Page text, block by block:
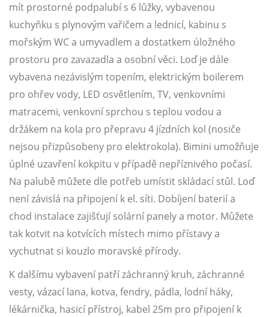
mít prostorné podpalubí s 6 lůžky, vybavenou
kuchyňku s plynovým vařičem a lednicí, kabinu s
mořským WC a umyvadlem a dostatkem úložného
prostoru pro zavazadla a osobní věci. Loď je dále
vybavena nezávislým topením, elektrickým boilerem
pro ohřev vody, LED osvětlením, TV, venkovními
matracemi, venkovní sprchou s teplou vodou a
držákem na kola pro přepravu 4 jízdních kol (nosiče
nejsou přizpůsobeny pro elektrokola). Bimini umožňuje
úplné uzavření kokpitu v případě nepříznivého počasí.
Na palubě můžete dle potřeb umístit skládací stůl. Loď
není závislá na připojení k el. síti. Dobíjení baterií a
chod instalace zajišťují solární panely a motor. Můžete
tak kotvit na kotvících místech mimo přístavy a
vychutnat si kouzlo moravské přírody.
K dalšímu vybavení patří záchranný kruh, záchranné
vesty, vázací lana, kotva, fendry, pádla, lodní háky,
lékárnička, hasicí přístroj, kabel 25m pro připojení k